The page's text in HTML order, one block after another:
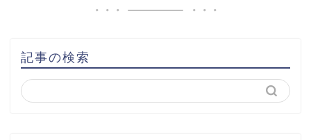
記事の検索